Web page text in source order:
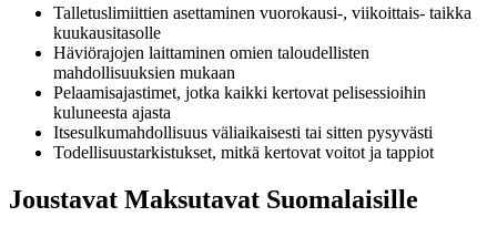
Talletuslimiittien asettaminen vuorokausi-, viikoittais- taikka
kuukausitasolle
Häviörajojen laittaminen omien taloudellisten
mahdollisuuksien mukaan
Pelaamisajastimet, jotka kaikki kertovat pelisessioihin
kuluneesta ajasta
Itsesulkumahdollisuus väliaikaisesti tai sitten pysyvästi
Todellisuustarkistukset, mitkä kertovat voitot ja tappiot
Joustavat Maksutavat Suomalaisille